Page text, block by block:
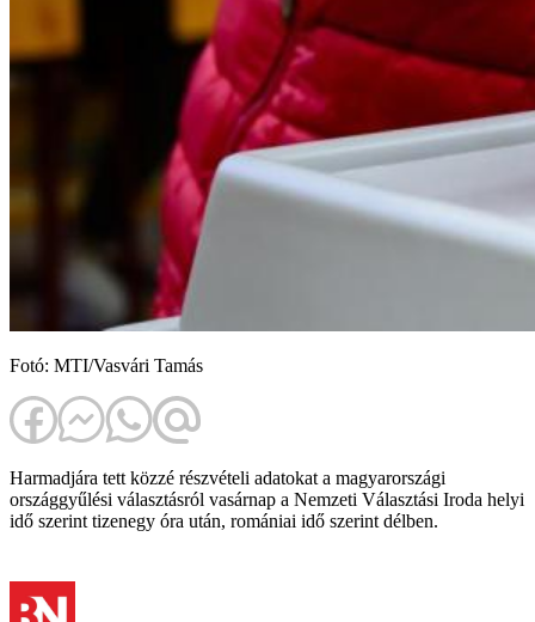
Fotó: MTI/Vasvári Tamás
Harmadjára tett közzé részvételi adatokat a magyarországi
országgyűlési választásról vasárnap a Nemzeti Választási Iroda helyi
idő szerint tizenegy óra után, romániai idő szerint délben.